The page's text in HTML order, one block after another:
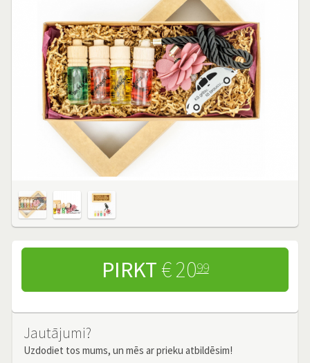
PIRKT € 2099
Jautājumi?
Uzdodiet tos mums, un mēs ar prieku atbildēsim!